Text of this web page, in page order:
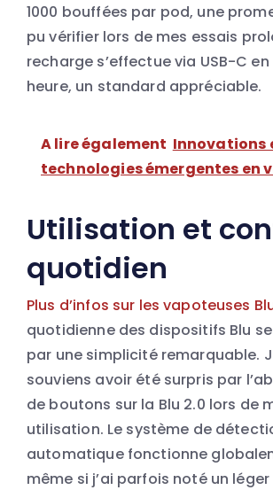
1000 bouffées par pod, une
pu vérifier lors de mes essais
recharge s’effectue via USB-C
heure, un standard appréciable.
A lire également Innovations
technologies émergentes en
Utilisation et
quotidien
Plus d’infos sur les vapoteuses
quotidienne des dispositifs Blu
par une simplicité remarquable.
souviens avoir été surpris par
de boutons sur la Blu 2.0 lors de
utilisation. Le système de
automatique fonctionne
même si j’ai parfois noté un